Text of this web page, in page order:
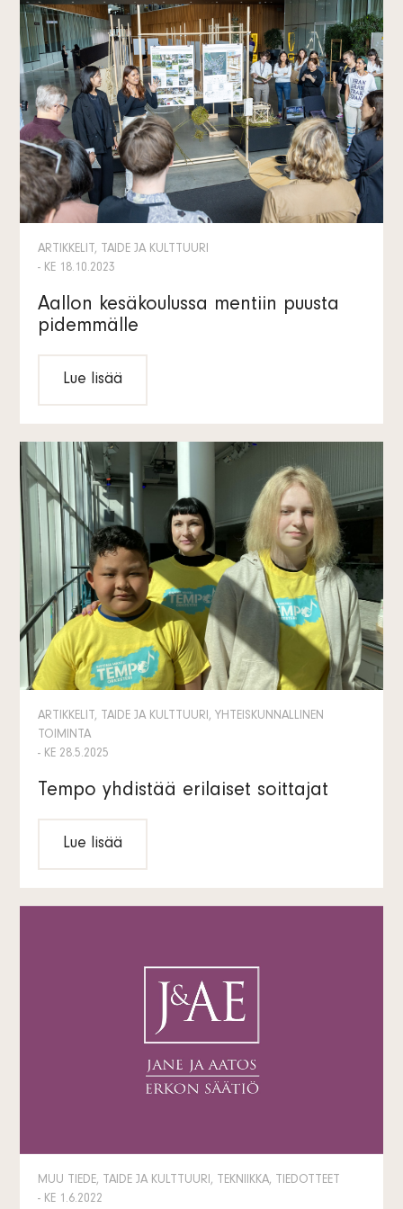
ARTIKKELIT, TAIDE JA KULTTUURI
- KE 18.10.2023
Aallon kesäkoulussa mentiin puusta
pidemmälle
Lue lisää
ARTIKKELIT, TAIDE JA KULTTUURI, YHTEISKUNNALLINEN
TOIMINTA
- KE 28.5.2025
Tempo yhdistää erilaiset soittajat
Lue lisää
MUU TIEDE, TAIDE JA KULTTUURI, TEKNIIKKA, TIEDOTTEET
- KE 1.6.2022